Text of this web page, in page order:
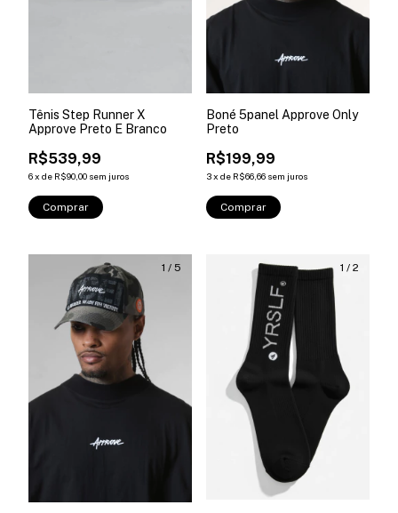
Tênis Step Runner X
Approve Preto E Branco
R$539,99
6x de R$90,00 sem juros
Comprar
Boné 5panel Approve Only
Preto
R$199,99
3x de R$66,66 sem juros
Comprar
1 / 5 1 / 2